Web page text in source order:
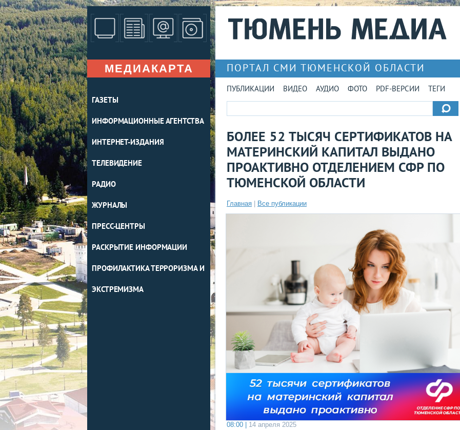
МЕДИАКАРТА
ГАЗЕТЫ
ИНФОРМАЦИОННЫЕ АГЕНТСТВА
ИНТЕРНЕТ-ИЗДАНИЯ
ТЕЛЕВИДЕНИЕ
РАДИО
ЖУРНАЛЫ
ПРЕСС-ЦЕНТРЫ
РАСКРЫТИЕ ИНФОРМАЦИИ
ПРОФИЛАКТИКА ТЕРРОРИЗМА И
ЭКСТРЕМИЗМА
ПОРТАЛ СМИ ТЮМЕНСКОЙ ОБЛАСТИ
ПУБЛИКАЦИИ ВИДЕО АУДИО ФОТО PDF-ВЕРСИИ ТЕГИ
БОЛЕЕ 52 ТЫСЯЧ СЕРТИФИКАТОВ НА
МАТЕРИНСКИЙ КАПИТАЛ ВЫДАНО
ПРОАКТИВНО ОТДЕЛЕНИЕМ СФР ПО
ТЮМЕНСКОЙ ОБЛАСТИ
Главная Все публикации
08:00 | 14 апреля 2025